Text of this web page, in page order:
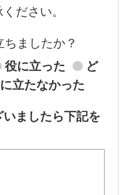
ださい。
ましたか？
役に立った
ど
立たなかった
ましたら下記を